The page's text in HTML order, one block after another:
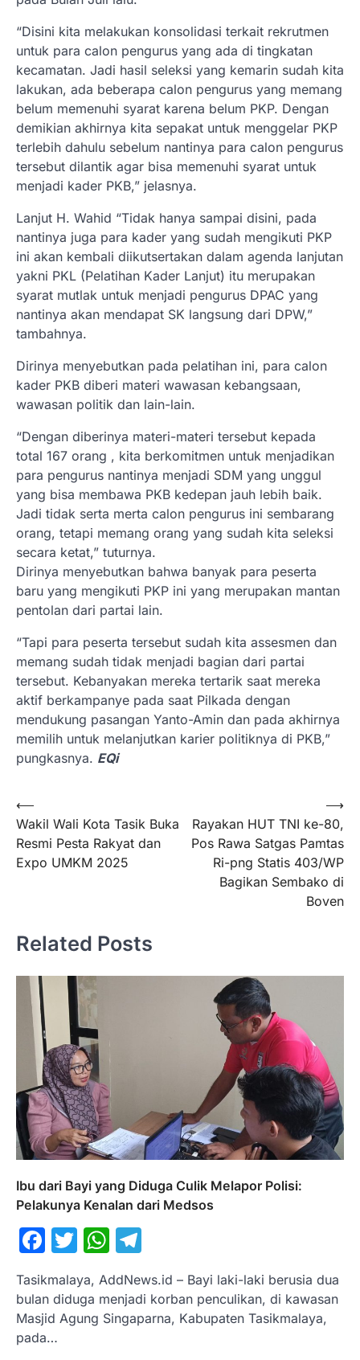
“Disini kita melakukan konsolidasi terkait rekrutmen
untuk para calon pengurus yang ada di tingkatan
kecamatan. Jadi hasil seleksi yang kemarin sudah kita
lakukan, ada beberapa calon pengurus yang memang
belum memenuhi syarat karena belum PKP. Dengan
demikian akhirnya kita sepakat untuk menggelar PKP
terlebih dahulu sebelum nantinya para calon pengurus
tersebut dilantik agar bisa memenuhi syarat untuk
menjadi kader PKB,” jelasnya.
Lanjut H. Wahid “Tidak hanya sampai disini, pada
nantinya juga para kader yang sudah mengikuti PKP
ini akan kembali diikutsertakan dalam agenda lanjutan
yakni PKL (Pelatihan Kader Lanjut) itu merupakan
syarat mutlak untuk menjadi pengurus DPAC yang
nantinya akan mendapat SK langsung dari DPW,”
tambahnya.
Dirinya menyebutkan pada pelatihan ini, para calon
kader PKB diberi materi wawasan kebangsaan,
wawasan politik dan lain-lain.
“Dengan diberinya materi-materi tersebut kepada
total 167 orang , kita berkomitmen untuk menjadikan
para pengurus nantinya menjadi SDM yang unggul
yang bisa membawa PKB kedepan jauh lebih baik.
Jadi tidak serta merta calon pengurus ini sembarang
orang, tetapi memang orang yang sudah kita seleksi
secara ketat,” tuturnya.
Dirinya menyebutkan bahwa banyak para peserta
baru yang mengikuti PKP ini yang merupakan mantan
pentolan dari partai lain.
“Tapi para peserta tersebut sudah kita assesmen dan
memang sudah tidak menjadi bagian dari partai
tersebut. Kebanyakan mereka tertarik saat mereka
aktif berkampanye pada saat Pilkada dengan
mendukung pasangan Yanto-Amin dan pada akhirnya
memilih untuk melanjutkan karier politiknya di PKB,”
pungkasnya. EQi
Navigasi
pos
⟵
Wakil Wali Kota Tasik Buka
Resmi Pesta Rakyat dan
Expo UMKM 2025
Rayakan HUT TNI ke-80,
Pos Rawa Satgas Pamtas
Ri-png Statis 403/WP
Bagikan Sembako di
Boven
⟶
Related Posts
Ibu dari Bayi yang Diduga Culik Melapor Polisi:
Pelakunya Kenalan dari Medsos
Facebook
TwitterWhatsApp
Tasikmalaya, AddNews.id – Bayi laki-laki berusia dua
bulan diduga menjadi korban penculikan, di kawasan
Masjid Agung Singaparna, Kabupaten Tasikmalaya,
pada…